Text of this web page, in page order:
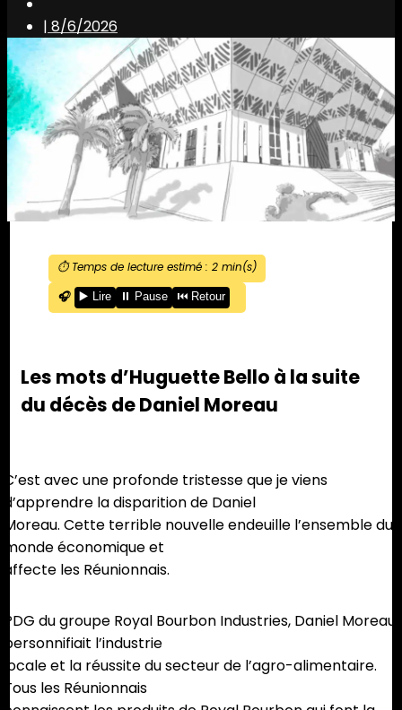
| 8/6/2026
⏱️ Temps de lecture estimé : 2min(s)
🎧
▶️ Lire ⏸️ Pause ⏮️ Retour
Les mots d’Huguette Bello à la suite
du décès de Daniel Moreau
C’est avec une profonde tristesse que je viens
d’apprendre la disparition de Daniel
Moreau. Cette terrible nouvelle endeuille l’ensemble du
monde économique et
affecte les Réunionnais.
PDG du groupe Royal Bourbon Industries, Daniel Moreau
personnifiait l’industrie
locale et la réussite du secteur de l’agro-alimentaire.
Tous les Réunionnais